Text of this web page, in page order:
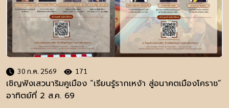
30 ก.ค. 2569 171
เชิญฟังเสวนาริมคูเมือง “เรียนรู้รากเหง้า สู่อนาคตเมืองโคราช”
อาทิตย์ที่ 2 ส.ค. 69